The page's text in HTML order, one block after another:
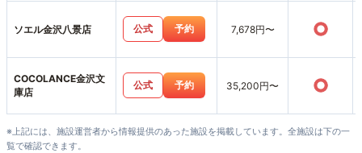
ソエル金沢八景店 公式 予約 7,678円〜 ○
COCOLANCE金沢文
庫店
公式 予約 35,200円〜 ○
※上記には、施設運営者から情報提供のあった施設を掲載しています。全施設は下の一
覧で確認できます。